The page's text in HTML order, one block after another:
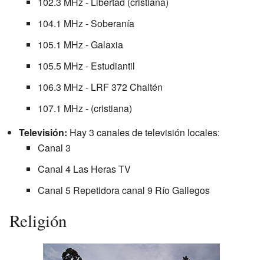
104.1 MHz - Soberanía
105.1 MHz - Galaxia
105.5 MHz - Estudiantil
106.3 MHz - LRF 372 Chaltén
107.1 MHz - (cristiana)
Televisión: Hay 3 canales de televisión locales:
Canal 3
Canal 4 Las Heras TV
Canal 5 Repetidora canal 9 Río Gallegos
Religión